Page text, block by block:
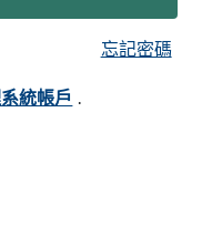
忘記密碼
統帳戶 .